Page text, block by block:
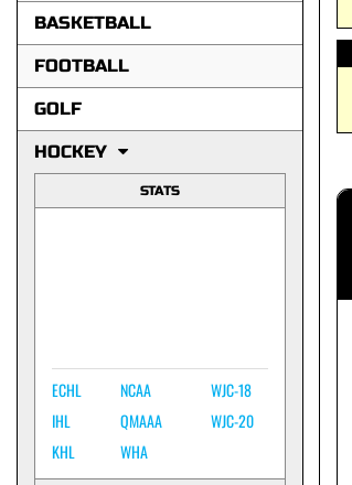
BASKETBALL
FOOTBALL
GOLF
HOCKEY
STATS
ECHL
IHL
KHL
NCAA
QMAAA
WHA
WJC-18
WJC-20